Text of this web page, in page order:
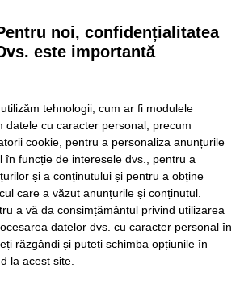
ce o dronă a fost găsită în mare
vor începe să crească din nou până la
persoanelor vulnerabile
la București, pe prefectul de Timiș,
în cazul lui Fritz. Reacția lui
Folosinta Cookie-urilor
noi, confidențialitatea
este importantă
tehnologii, cum ar fi modulele
datele cu caracter personal, precum
cookie, pentru a personaliza anunțurile
în funcție de interesele dvs., pentru a
și a conținutului și pentru a obține
care a văzut anunțurile și conținutul.
a vă da consimțământul privind utilizarea
datelor dvs. cu caracter personal în
răzgândi și puteți schimba opțiunile în
la acest site.